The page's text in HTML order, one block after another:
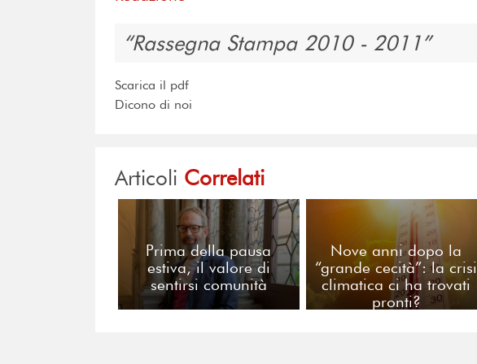
Rassegna Stampa 2010 - 2011
Scarica il pdf
Dicono di noi
Articoli Correlati
Prima della pausa
estiva, il valore di
sentirsi comunità
Nove anni dopo la
“grande cecità”: la crisi
climatica ci ha trovati
pronti?